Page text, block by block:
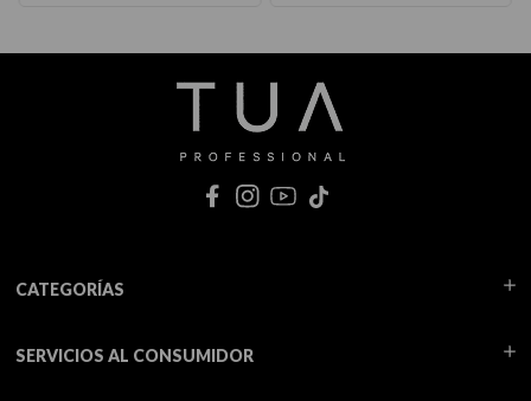
CATEGORÍAS
SERVICIOS AL CONSUMIDOR